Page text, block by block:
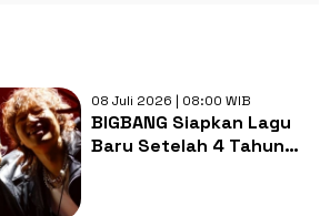
08 Juli 2026 | 08:00 WIB
BIGBANG Siapkan Lagu
Baru Setelah 4 Tahun